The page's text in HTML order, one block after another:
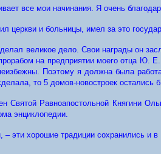
все мои начинания. Я очень
церкви и больницы, имел за это
великое дело. Свои награды он
на предприятии моего отца
Поэтому я должна была
то 5 домов-новостроек
Святой Равноапостольной Княгини
энциклопедии.
– эти хорошие традиции сохранились и